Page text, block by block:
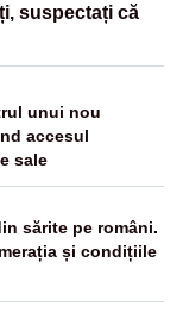
suspectați că
unui nou
accesul
sale
sărite pe români.
și condițiile